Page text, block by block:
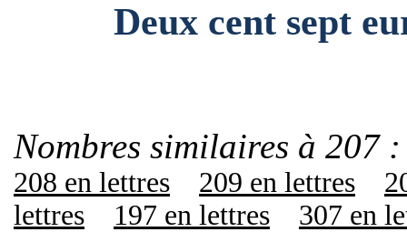
Deux cent sept
Nombres similaires à 207 :
208 en lettres 209 en lettres
lettres
197 en lettres 307 en